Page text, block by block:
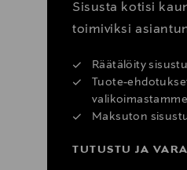
Sisusta kotisi
toimiviksi
Räätälöity
Tuote-
valikoimastamme
Maksuton
TUTUSTU JA